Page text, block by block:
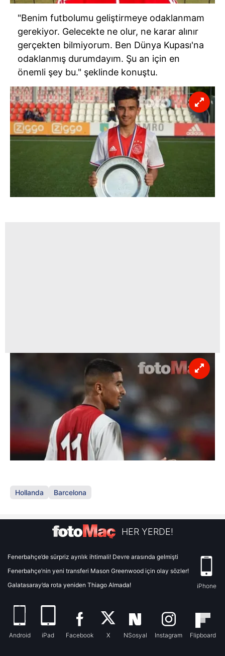
"Benim futbolumu geliştirmeye odaklanmam
gerekiyor. Gelecekte ne olur, ne karar alınır
gerçekten bilmiyorum. Ben Dünya Kupası'na
odaklanmış durumdayım. Şu an için en
önemli şey bu." şeklinde konuştu.
Hollanda Barcelona
HER YERDE!
Fenerbahçe’de sürpriz ayrılık ihtimali! Devre arasında gelmişti
Fenerbahçe’nin yeni transferi Mason Greenwood için olay sözler!
Galatasaray’da rota yeniden Thiago Almada!
iPhone
Android iPad Facebook X NSosyal Instagram Flipboard